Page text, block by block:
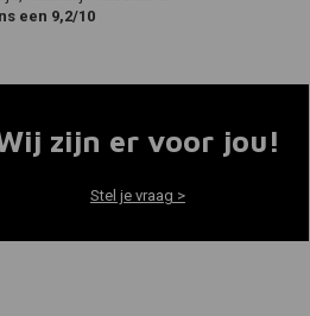
een 9,2/10
zijn er voor jou!
Stel je vraag >